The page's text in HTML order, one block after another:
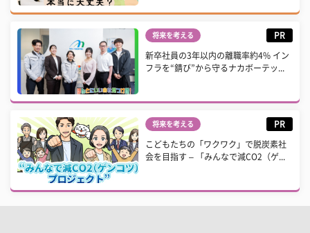
将来を考える PR
新卒社員の3年以内の離職率約4% イン
フラを“錆び”から守るナカボーテッ...
将来を考える PR
こどもたちの「ワクワク」で脱炭素社
会を目指す – 「みんなで減CO2（ゲ...